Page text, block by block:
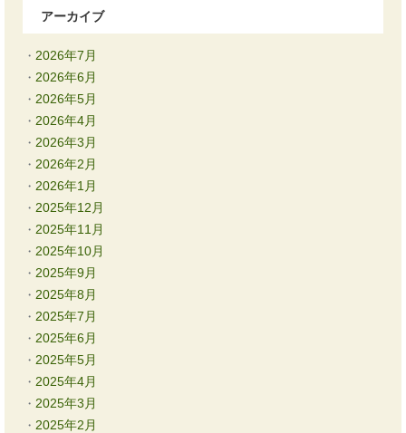
アーカイブ
2026年7月
2026年6月
2026年5月
2026年4月
2026年3月
2026年2月
2026年1月
2025年12月
2025年11月
2025年10月
2025年9月
2025年8月
2025年7月
2025年6月
2025年5月
2025年4月
2025年3月
2025年2月